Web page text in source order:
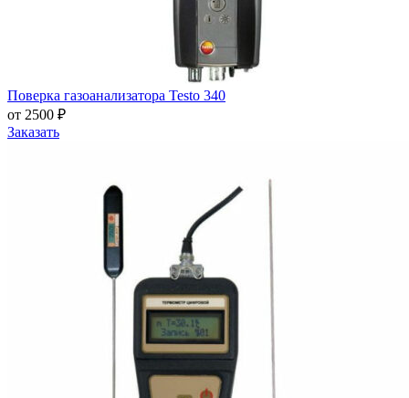
Поверка газоанализатора Testo 340
от 2500 ₽
Заказать